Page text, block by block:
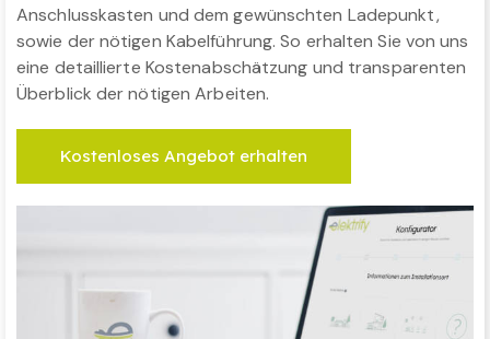
Anschlusskasten und dem gewünschten Ladepunkt,
sowie der nötigen Kabelführung. So erhalten Sie von uns
eine detaillierte Kostenabschätzung und transparenten
Überblick der nötigen Arbeiten.
Kostenloses Angebot erhalten